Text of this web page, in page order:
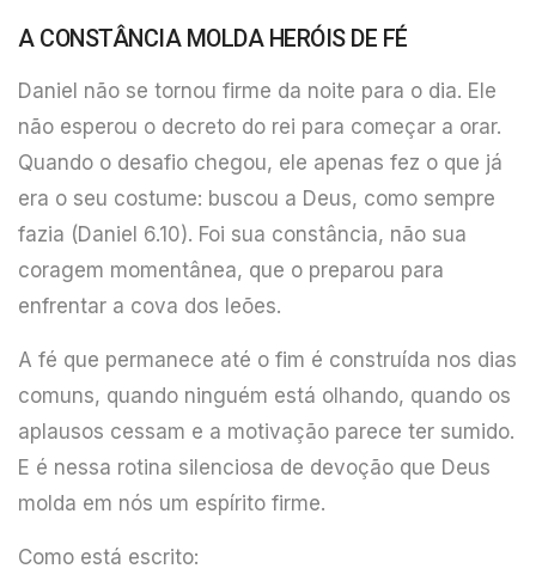
A CONSTÂNCIA MOLDA HERÓIS DE FÉ
Daniel não se tornou firme da noite para o dia. Ele
não esperou o decreto do rei para começar a orar.
Quando o desafio chegou, ele apenas fez o que já
era o seu costume: buscou a Deus, como sempre
fazia (Daniel 6.10). Foi sua constância, não sua
coragem momentânea, que o preparou para
enfrentar a cova dos leões.
A fé que permanece até o fim é construída nos dias
comuns, quando ninguém está olhando, quando os
aplausos cessam e a motivação parece ter sumido.
E é nessa rotina silenciosa de devoção que Deus
molda em nós um espírito firme.
Como está escrito: